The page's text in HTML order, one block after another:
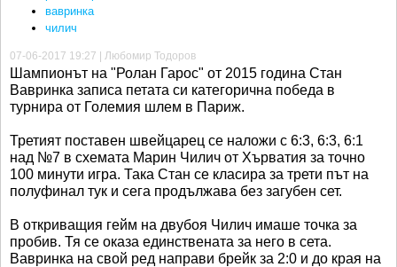
вавринка
чилич
07-06-2017 19:27 | Любомир Тодоров
Шампионът на "Ролан Гарос" от 2015 година Стан
Вавринка записа петата си категорична победа в
турнира от Големия шлем в Париж.
Третият поставен швейцарец се наложи с 6:3, 6:3, 6:1
над №7 в схемата Марин Чилич от Хърватия за точно
100 минути игра. Така Стан се класира за трети път на
полуфинал тук и сега продължава без загубен сет.
В откриващия гейм на двубоя Чилич имаше точка за
пробив. Тя се оказа единствената за него в сета.
Вавринка на свой ред направи брейк за 2:0 и до края на